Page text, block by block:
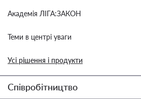
Академія ЛІГА:ЗАКОН
Теми в центрі уваги
Усі рішення і продукти
Співробітництво